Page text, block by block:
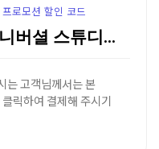
로모션 할인 코드
[오사카 USJ 가이드] 유니버셜 스튜디오 재팬 가는 …
는 고객님께서는 본
릭하여 결제해 주시기